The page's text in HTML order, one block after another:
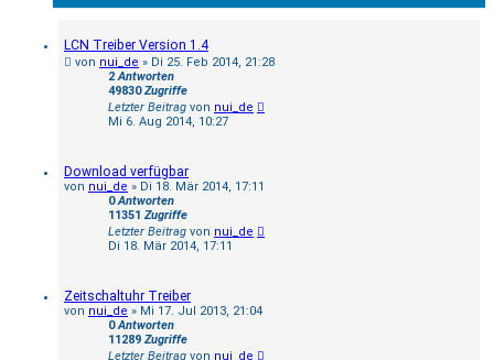
LCN Treiber Version 1.4
von nui_de » Di 25. Feb 2014, 21:28
2Antworten
49830Zugriffe
Letzter Beitrag von nui_de
Mi 6. Aug 2014, 10:27
Download verfügbar
von nui_de » Di 18. Mär 2014, 17:11
0Antworten
11351 Zugriffe
Letzter Beitrag von nui_de
Di 18. Mär 2014, 17:11
Zeitschaltuhr Treiber
von nui_de » Mi 17. Jul 2013, 21:04
0Antworten
11289 Zugriffe
Letzter Beitrag von nui_de